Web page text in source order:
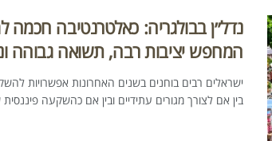
נדל״ן בבולגריה: כאלטרנטיבה חכמה
המחפש יציבות רבה, תשואה גבוהה
ישראלים רבים בוחנים בשנים האחרונות אפשרויות
בין אם לצורך מגורים עתידיים ובין אם כהשקעה